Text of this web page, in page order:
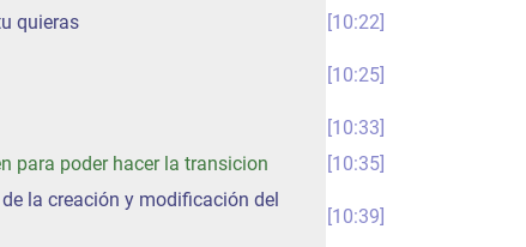
quieras 10:22
10:25
10:33
para poder hacer la transicion 10:35
la creación y modificación del
10:39